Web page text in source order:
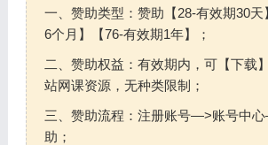
一、赞助类型：赞助【28-有效期30天
6个月】【76-有效期1年】；
二、赞助权益：有效期内，可【下载
站网课资源，无种类限制；
三、赞助流程：注册账号—>账号中
助；